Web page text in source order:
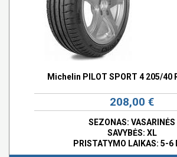
Michelin PILOT SPORT 4 205/40
208,00 €
SEZONAS: VASARINĖS
SAVYBĖS: XL
PRISTATYMO LAIKAS: 5-6